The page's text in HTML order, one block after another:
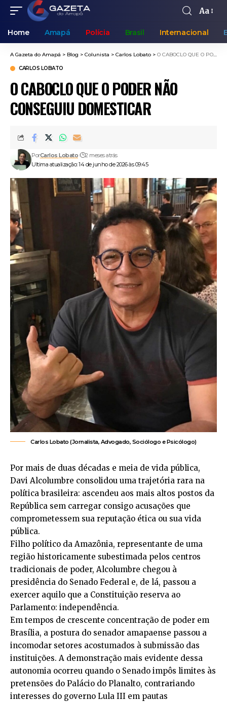
Aa
Home Amapá Polícia Brasil Internacional
A Gazeta do Amapá > Blog > Colunista > Carlos Lobato > O CABOCLO QUE O PODER NÃO CONSEGUIU DOMESTICAR
CARLOS LOBATO
O CABOCLO QUE O PODER NÃO
CONSEGUIU DOMESTICAR
Ultima atualização: 14 de junho de 2026 às 09:45
PorCarlos Lobato 2 meses atrás
Carlos Lobato (Jornalista, Advogado, Sociólogo e Psicólogo)
Por mais de duas décadas e meia de vida pública,
Davi Alcolumbre consolidou uma trajetória rara na
política brasileira: ascendeu aos mais altos postos da
República sem carregar consigo acusações que
comprometessem sua reputação ética ou sua vida
pública.
Filho político da Amazônia, representante de uma
região historicamente subestimada pelos centros
tradicionais de poder, Alcolumbre chegou à
presidência do Senado Federal e, de lá, passou a
exercer aquilo que a Constituição reserva ao
Parlamento: independência.
Em tempos de crescente concentração de poder em
Brasília, a postura do senador amapaense passou a
incomodar setores acostumados à submissão das
instituições. A demonstração mais evidente dessa
autonomia ocorreu quando o Senado impôs limites às
pretensões do Palácio do Planalto, contrariando
interesses do governo Lula III em pautas